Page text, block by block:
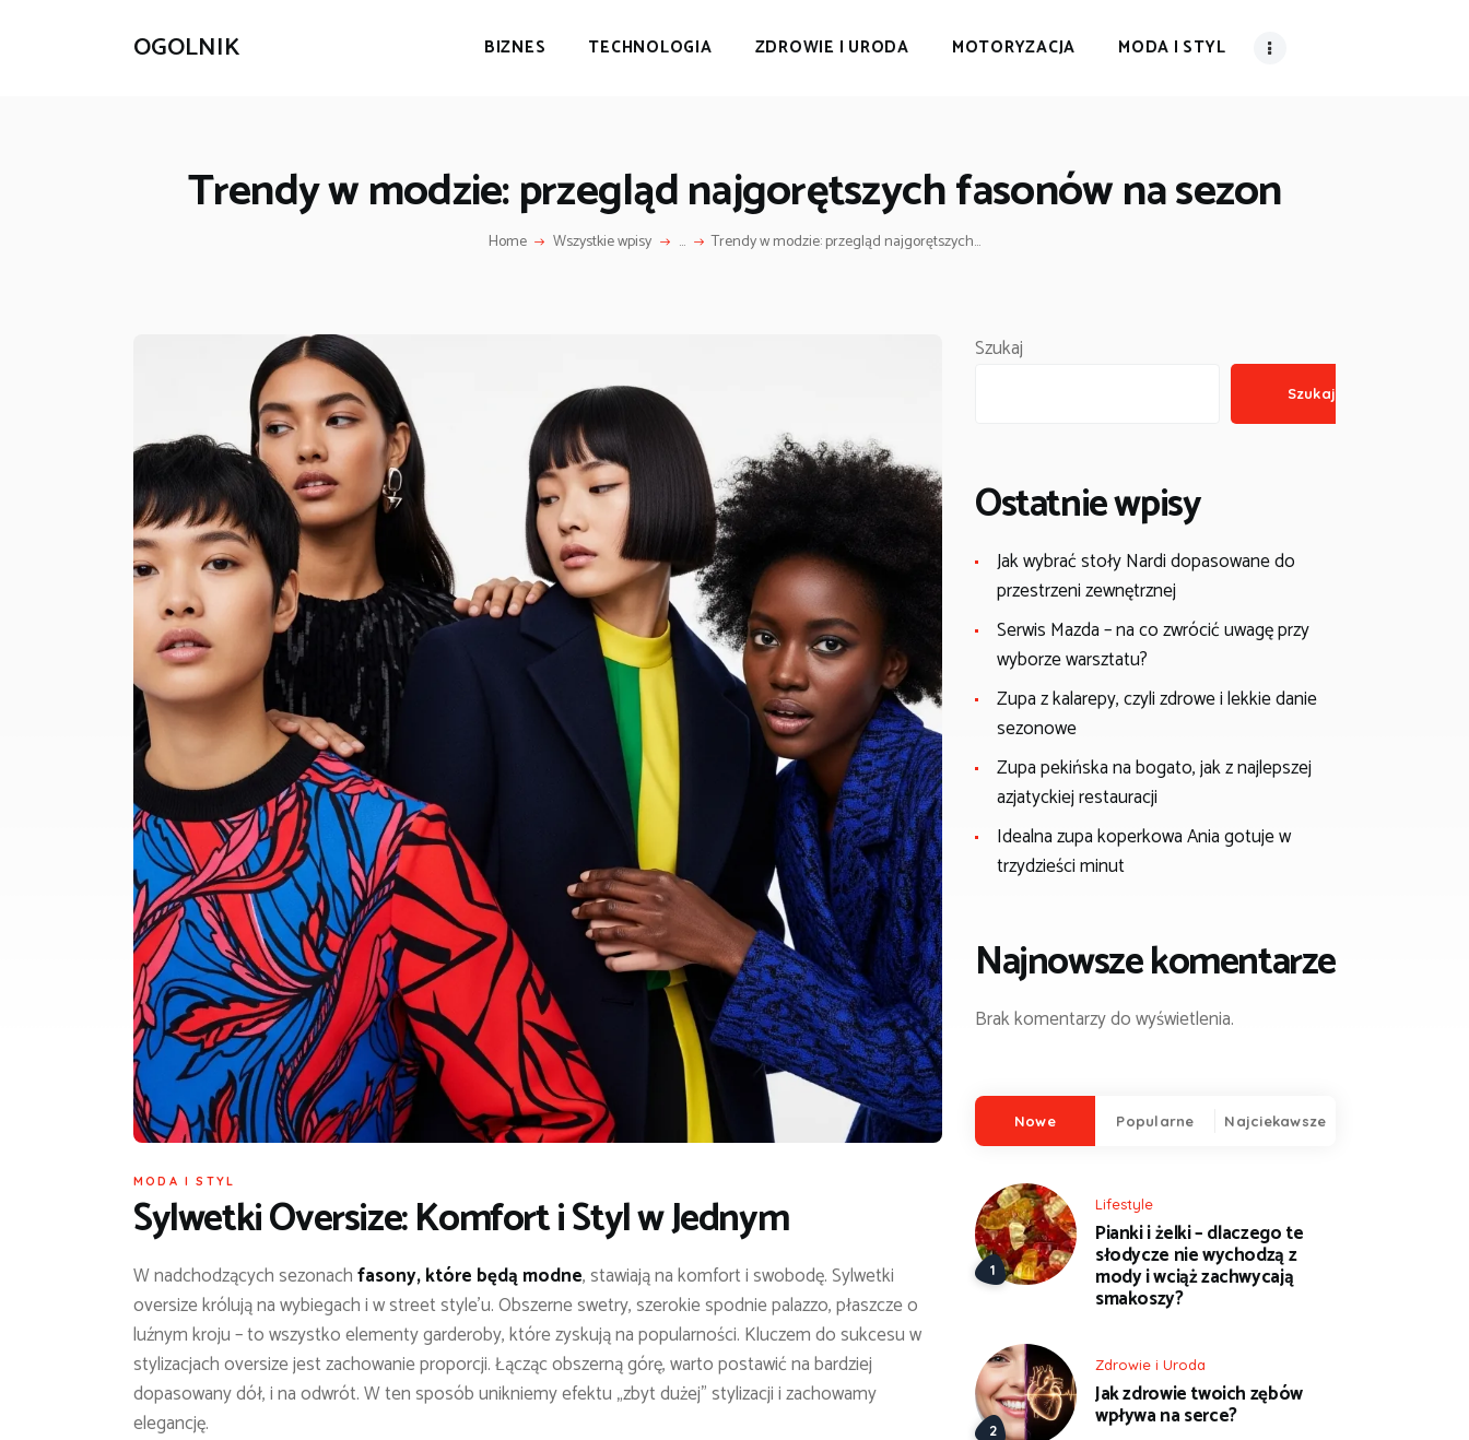
OGOLNIK BIZNES TECHNOLOGIA ZDROWIE I URODA MOTORYZACJA MODA I STYL
Trendy w modzie: przegląd najgorętszych fasonów na sezon
Home Wszystkie wpisy ... Trendy w modzie: przegląd najgorętszych...
MODA I STYL
Sylwetki Oversize: Komfort i Styl w Jednym
W nadchodzących sezonachfasony, które będą modne, stawiają na komfort i swobodę. Sylwetki
oversize królują na wybiegach i w street style’u. Obszerne swetry, szerokie spodnie palazzo, płaszcze o
luźnym kroju – to wszystko elementy garderoby, które zyskują na popularności. Kluczem do sukcesu w
stylizacjach oversize jest zachowanie proporcji. Łącząc obszerną górę, warto postawić na bardziej
dopasowany dół, i na odwrót. W ten sposób unikniemy efektu „zbyt dużej” stylizacji i zachowamy
elegancję.
Szukaj
Szukaj
Ostatnie wpisy
Jak wybrać stoły Nardi dopasowane do
przestrzeni zewnętrznej
Serwis Mazda – na co zwrócić uwagę przy
wyborze warsztatu?
Zupa z kalarepy, czyli zdrowe i lekkie danie
sezonowe
Zupa pekińska na bogato, jak z najlepszej
azjatyckiej restauracji
Idealna zupa koperkowa Ania gotuje w
trzydzieści minut
Najnowsze komentarze
Brak komentarzy do wyświetlenia.
Nowe Popularne Najciekawsze
Lifestyle
Pianki i żelki – dlaczego te
słodycze nie wychodzą z
mody i wciąż zachwycają
smakoszy?
Zdrowie i Uroda
Jak zdrowie twoich zębów
wpływa na serce?